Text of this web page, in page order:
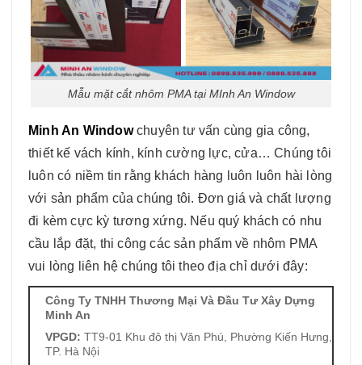
Mẫu mặt cắt nhôm PMA tại MInh An Window
Minh An Windowchuyên tư vấn cùng gia công,
thiết kế vách kính, kính cường lực, cửa… Chúng tôi
luôn có niềm tin rằng khách hàng luôn luôn hài lòng
với sản phẩm của chúng tôi. Đơn giá và chất lượng
đi kèm cực kỳ tương xứng. Nếu quý khách có nhu
cầu lắp đặt, thi công các sản phẩm về nhôm PMA
vui lòng liên hệ chúng tôi theo địa chỉ dưới đây:
Công Ty TNHH Thương Mại Và Đầu Tư Xây Dựng
Minh An
VPGD: TT9-01 Khu đô thị Văn Phú, Phường Kiến Hưng,
TP. Hà Nội